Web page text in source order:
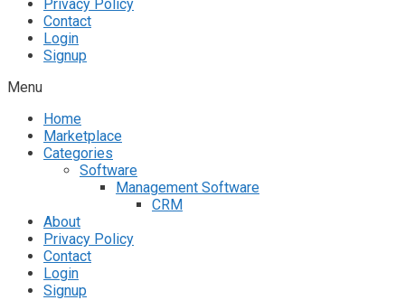
Privacy Policy
Contact
Login
Signup
Menu
Home
Marketplace
Categories
Software
Management Software
CRM
About
Privacy Policy
Contact
Login
Signup